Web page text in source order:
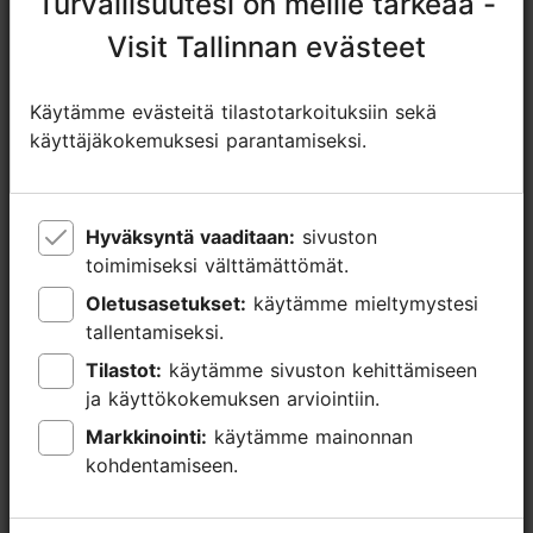
Ryhmäruokailut: Kyllä
WLAN-alue
Visit Tallinnan evästeet
Käytämme evästeitä tilastotarkoituksiin sekä
käyttäjäkokemuksesi parantamiseksi.
Hyväksyntä vaaditaan:
toimimiseksi välttämättömät.
Oletusasetukset:
tallentamiseksi.
Tilastot:
ja käyttökokemuksen arviointiin.
Markkinointi:
kohdentamiseen.
Visit Tallinnan evästeet
Käytämme evästeitä tilastotarkoituksiin sekä
käyttäjäkokemuksesi parantamiseksi.
Hyväksyntä vaaditaan:
toimimiseksi välttämättömät.
Oletusasetukset:
tallentamiseksi.
Tilastot:
ja käyttökokemuksen arviointiin.
Markkinointi:
kohdentamiseen.